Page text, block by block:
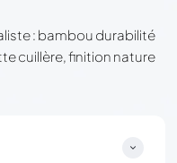
: bambou durabilité
cuillère, finition nature